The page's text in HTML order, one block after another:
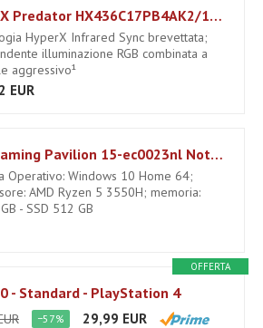
HyperX Predator HX436C17PB4AK2/16 Memoria DDR4 16 GB, Kit da 2x8 GB, 3600MHz CL17 DIMM XMP RGB
HyperX Infrared Sync brevettata;
illuminazione RGB combinata a
aggressivo¹
EUR
HP - Gaming Pavilion 15-ec0023nl Notebook Gaming, AMD Ryzen 5 3550H, RAM 8 GB, SSD 512 GB, NVIDIA GeForce GTX 1650 4 GB, Windows 10 Home, Schermo FHD IPS 15.6", Lettore Micro SD, USB-C, HDMI, Nero
Operativo: Windows 10 Home 64;
AMD Ryzen 5 3550H; memoria:
- SSD 512 GB
OFFERTA
- Standard - PlayStation 4
−57% 29,99 EUR